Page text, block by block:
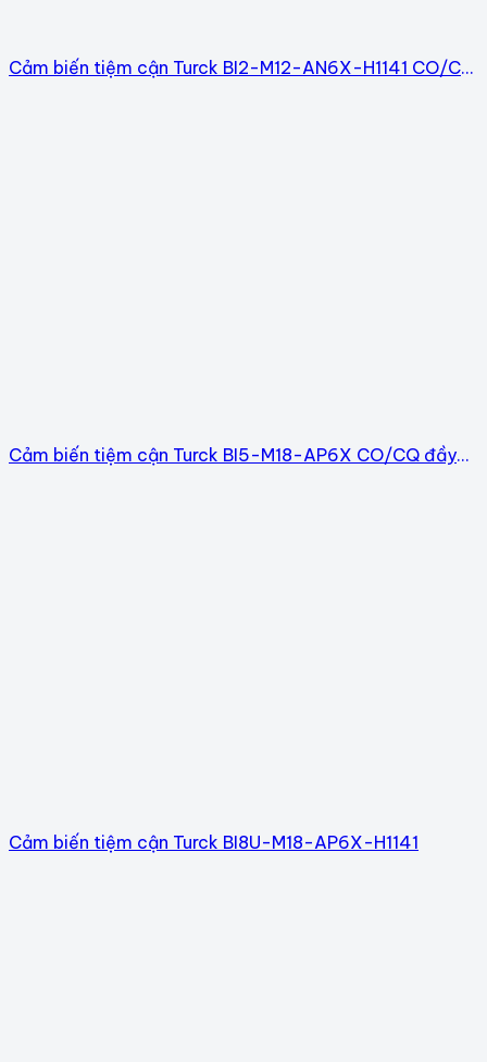
Cảm biến tiệm cận Turck BI2-M12-AN6X-H1141 CO/CQ
Cảm biến tiệm cận Turck BI5-M18-AP6X CO/CQ đầy
Cảm biến tiệm cận Turck BI8U-M18-AP6X-H1141